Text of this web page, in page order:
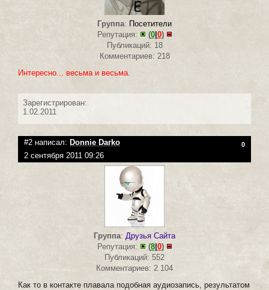
Группа: Посетители
Репутация:
(0| 0)
Публикаций: 18
Комментариев: 218
Интересно... весьма и весьма.
Зарегистрирован:
1.02.2011
#2 написал: Donnie Darko 0
2 сентября 2011 09:26
Группа: Друзья Сайта
Репутация:
(8| 0)
Публикаций: 552
Комментариев: 2 104
Как то в контакте плавала подобная аудиозапись, результатом